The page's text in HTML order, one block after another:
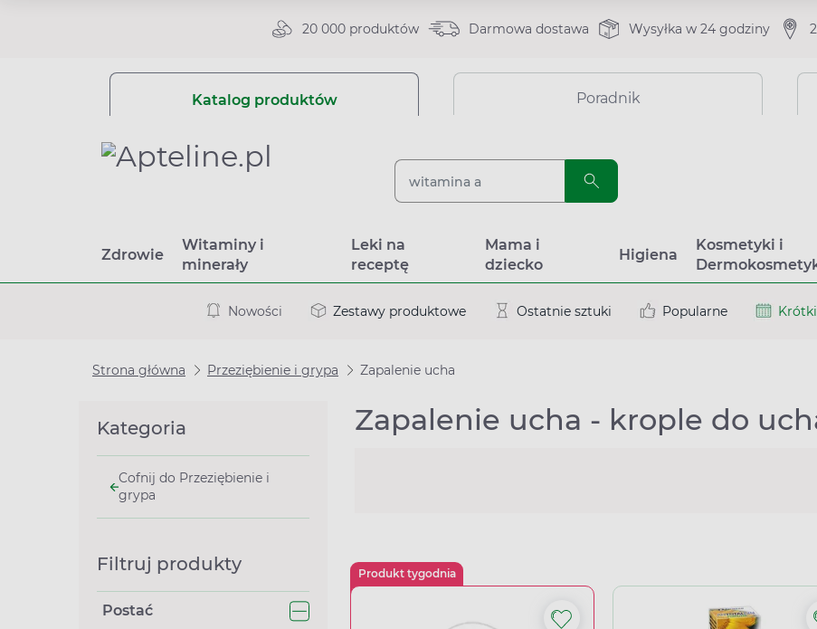
20 000 produktów Darmowa dostawa Wysyłka w 24 godziny
Katalog produktów Poradnik
Zdrowie
Witaminy i
minerały
Leki na
receptę
Mama i
dziecko
Higiena
Kosmetyki i
Nowości Zestawy produktowe Ostatnie sztuki Popularne
Strona główna Przeziębienie i grypa Zapalenie ucha
Kategoria
Cofnij do Przeziębienie i
grypa
Filtruj produkty
Postać
Zapalenie ucha - krople do
Produkt tygodnia